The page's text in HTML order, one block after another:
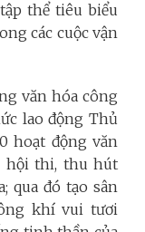
thể tiêu biểu
các cuộc vận
văn hóa công
lao động Thủ
hoạt động văn
hội thi, thu hút
qua đó tạo sân
khí vui tươi